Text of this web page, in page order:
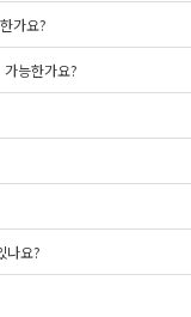
가요?
능한가요?
나요?